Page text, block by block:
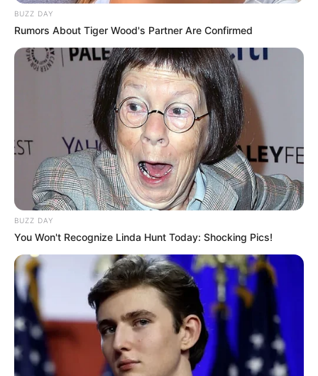
BUZZ DAY
Rumors About Tiger Wood's Partner Are Confirmed
BUZZ DAY
You Won't Recognize Linda Hunt Today: Shocking Pics!